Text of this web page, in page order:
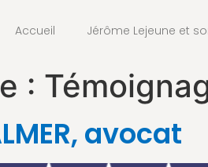
Accueil Jérôme Lejeune et
:
avocat